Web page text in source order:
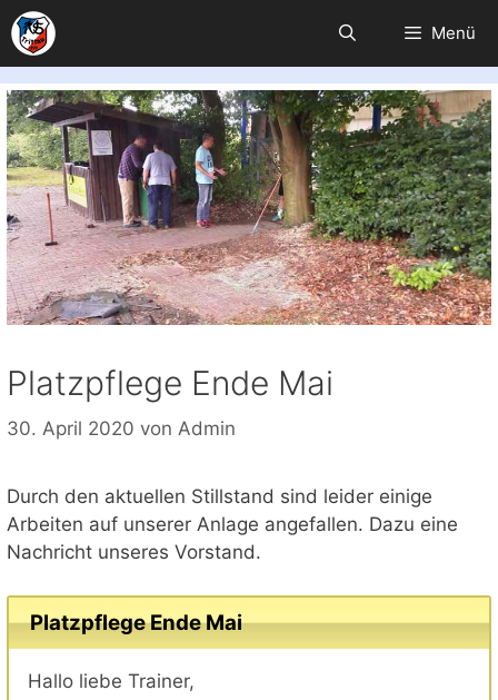
Zum
Inhalt
springen
Menü
Platzpflege Ende Mai
30. April 2020 von Admin
Durch den aktuellen Stillstand sind leider einige
Arbeiten auf unserer Anlage angefallen. Dazu eine
Nachricht unseres Vorstand.
Platzpflege Ende Mai
Hallo liebe Trainer,